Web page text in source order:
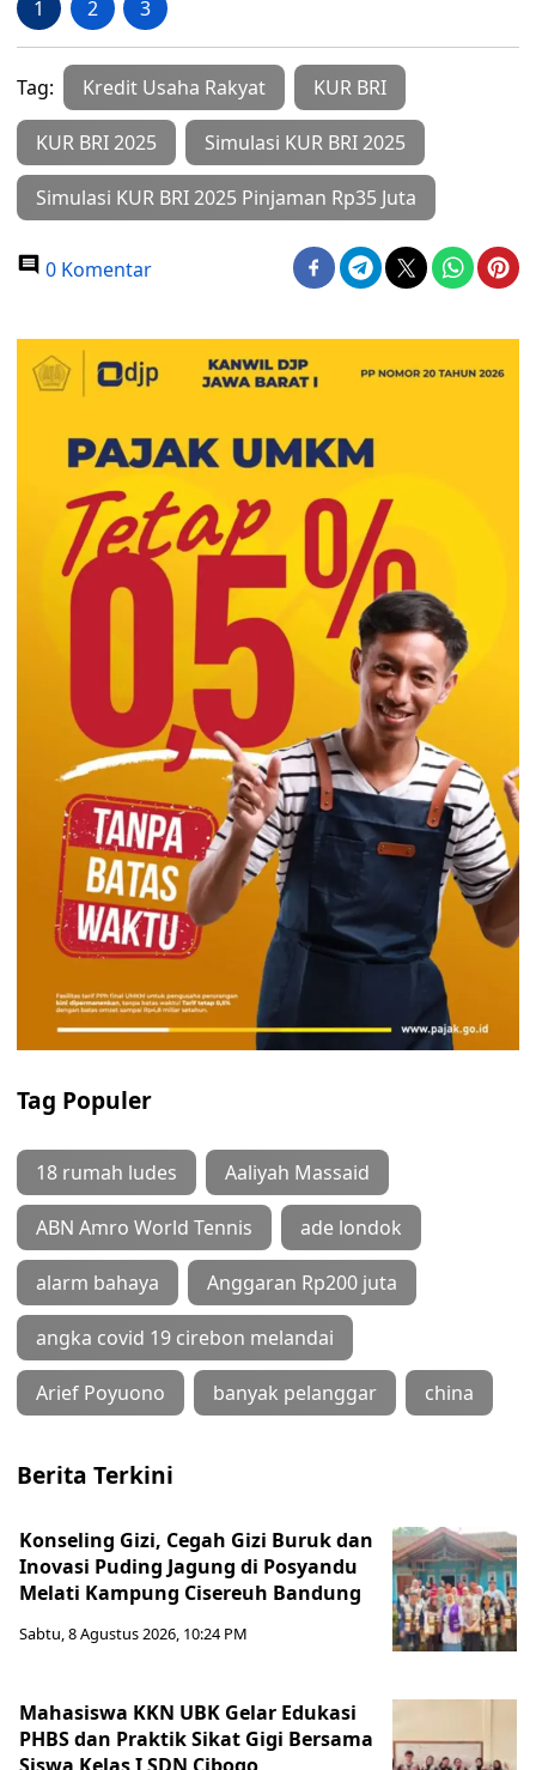
1 2 3
Tag: Kredit Usaha Rakyat KUR BRI
KUR BRI 2025 Simulasi KUR BRI 2025
Simulasi KUR BRI 2025 Pinjaman Rp35 Juta
0 Komentar
Tag Populer
18 rumah ludes Aaliyah Massaid
ABN Amro World Tennis ade londok
alarm bahaya Anggaran Rp200 juta
angka covid 19 cirebon melandai
Arief Poyuono banyak pelanggar china
Berita Terkini
Konseling Gizi, Cegah Gizi Buruk dan
Inovasi Puding Jagung di Posyandu
Melati Kampung Cisereuh Bandung
Sabtu, 8 Agustus 2026, 10:24 PM
Mahasiswa KKN UBK Gelar Edukasi
PHBS dan Praktik Sikat Gigi Bersama